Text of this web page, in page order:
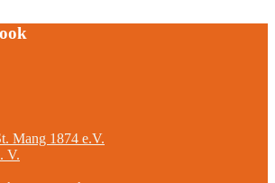
Mang 1874 e.V.
V.